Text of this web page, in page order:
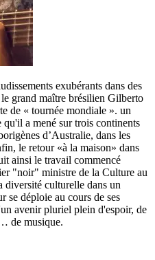
exubérants dans des
grand maître brésilien Gilberto
de « tournée mondiale ». un
a mené sur trois continents
d’Australie, dans les
le retour «à la maison» dans
ainsi le travail commencé
"noir" ministre de la Culture au
culturelle dans un
se déploie au cours de ses
avenir pluriel plein d'espoir, de
de musique.